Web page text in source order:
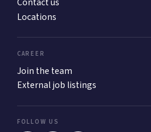
Contact us
Locations
CAREER
Join the team
External job listings
FOLLOW US